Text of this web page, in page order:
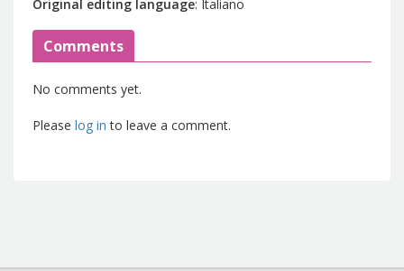
Original editing language: Italiano
Comments
No comments yet.
Please log in to leave a comment.